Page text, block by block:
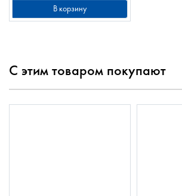
В корзину
С этим товаром покупают